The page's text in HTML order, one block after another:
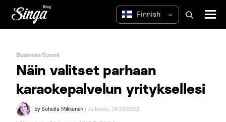
Business Suomi
Näin valitset parhaan
karaokepalvelun yrityksellesi
bySoheila Mikkonen | Julkaistu: 24/10/2022